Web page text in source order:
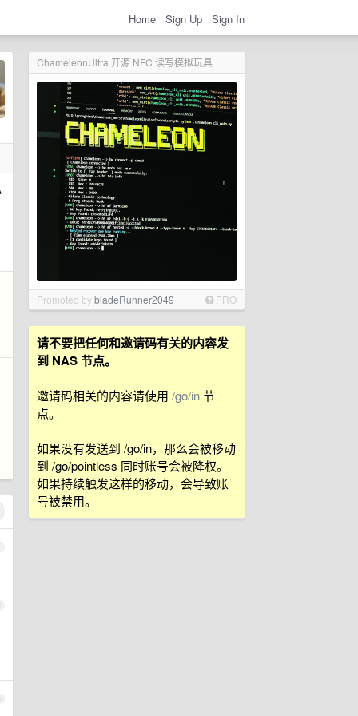
Home Sign Up Sign In
ChameleonUltra 开源 NFC 读写模拟玩具
Promoted bybladeRunner2049 PRO
请不要把任何和邀请码有关的内容发
到 NAS 节点。
邀请码相关的内容请使用 /go/in节
点。
如果没有发送到 /go/in，那么会被移动
到 /go/pointless 同时账号会被降权。
如果持续触发这样的移动，会导致账
号被禁用。